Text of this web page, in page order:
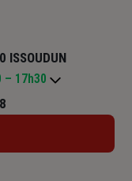
ISSOUDUN
Ouvert 09h – 12h / 13h30 – 17h30